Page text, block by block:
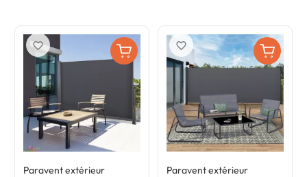
Paravent extérieur
favorite_border
Paravent extérieur
favorite_border